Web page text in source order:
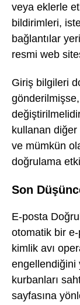
veya eklerle
bildirimleri,
bağlantılar
resmi web
Giriş bilgileri
kullanan diğer
ve mümkün
doğrulama
Son
E-posta
otomatik bir
kimlik avı
engellendiğini
kurbanları
sayfasına